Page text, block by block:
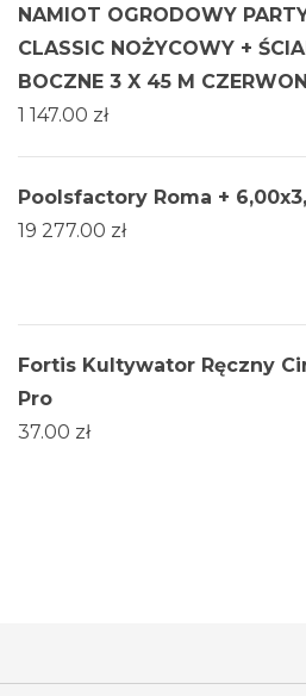
NAMIOT OGRODOWY
CLASSIC NOŻYCOWY +
BOCZNE 3 X 45 M
1 147.00 zł
Poolsfactory Roma +
19 277.00 zł
Fortis Kultywator Ręczny
Pro
37.00 zł